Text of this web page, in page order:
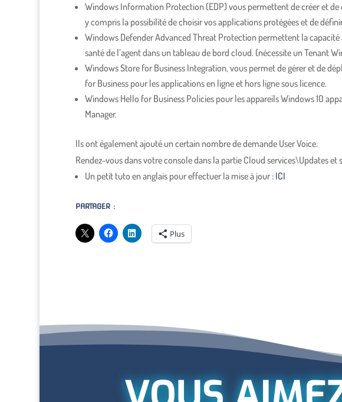
Windows Information Protection (EDP) vous permettent de créer et
y compris la possibilité de choisir vos applications protégées et de
Windows Defender Advanced Threat Protection permettent la capacité
santé de l’agent dans un tableau de bord cloud. (nécessite un Tenant
Windows Store for Business Integration, vous permet de gérer et de
for Business pour les applications en ligne et hors ligne sous licence.
Windows Hello for Business Policies pour les appareils Windows 10
Manager.
Ils ont également ajouté un certain nombre de demande User Voice.
Rendez-vous dans votre console dans la partie Cloud services\Updates
Un petit tuto en anglais pour effectuer la mise à jour : ICI
PARTAGER :
Plus